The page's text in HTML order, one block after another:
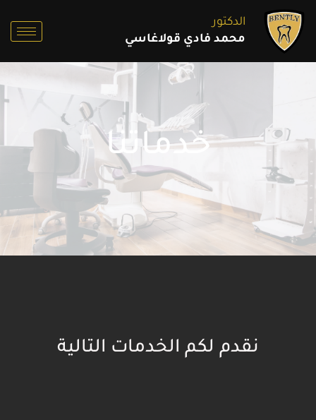
إلى
المحتوى
الدكتور
محمد فادي قولاغاسي
خدماتنا
نقدم لكم الخدمات التالية